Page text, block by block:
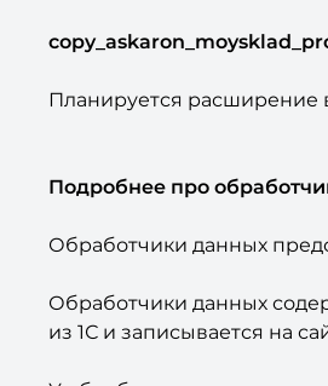
Планируется расширение
Подробнее про
Обработчики данных
Обработчики данных
из 1С и записывается на